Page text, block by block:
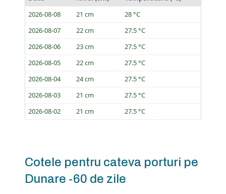
2026-08-08
21 cm
28 °C
2026-08-07
22 cm
27.5 °C
2026-08-06
23 cm
27.5 °C
2026-08-05
22 cm
27.5 °C
2026-08-04
24 cm
27.5 °C
2026-08-03
21 cm
27.5 °C
2026-08-02
21 cm 27.5 °C
Cotele pentru cateva porturi pe
Dunare -60 de zile